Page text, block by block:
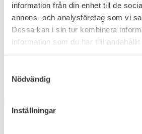
information från din enhet till de
annons- och analysföretag som vi
Dessa kan i sin tur kombinera
information som du har
Nödvändig
Inställningar
Pannlampa 4-färgers
LED
65 lumen & 18 timmar belysning.
199KR
1200
749 KR